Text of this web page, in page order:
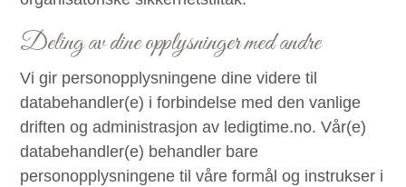
Deling av dine opplysninger med andre
Vi gir personopplysningene dine videre til
databehandler(e) i forbindelse med den vanlige
driften og administrasjon av ledigtime.no. Vår(e)
databehandler(e) behandler bare
personopplysningene til våre formål og instrukser i